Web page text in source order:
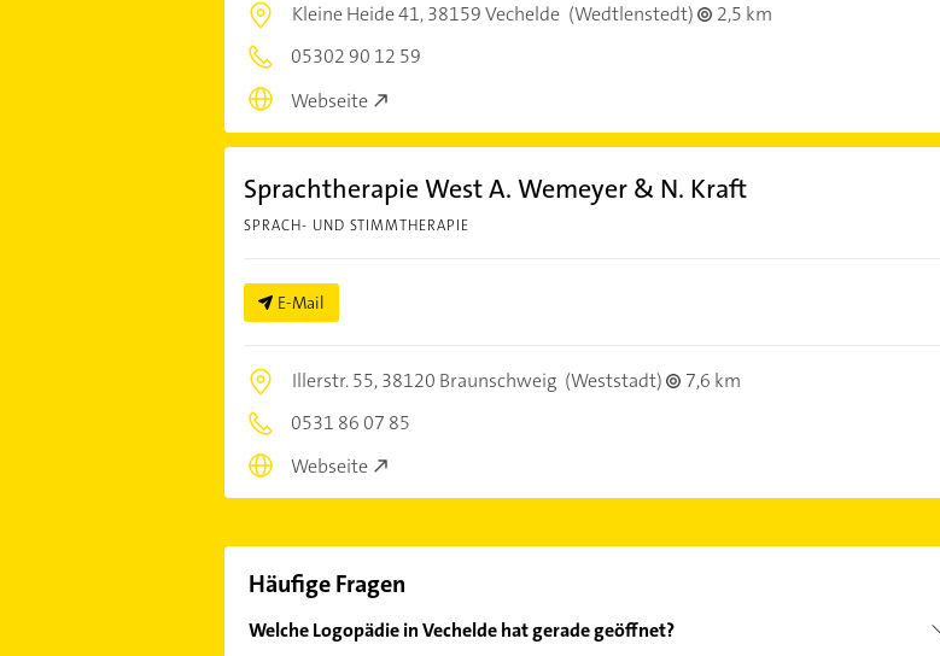
Kleine Heide 41,38159 Vechelde (Wedtlenstedt)
2,5 km
05302 90 12 59
Webseite
Sprachtherapie West A. Wemeyer & N. Kraft
SPRACH- UND STIMMTHERAPIE
E-Mail
Illerstr. 55,38120 Braunschweig (Weststadt)
7,6 km
0531 86 07 85
Webseite
Häufige Fragen
Welche Logopädie in Vechelde hat gerade geöffnet?